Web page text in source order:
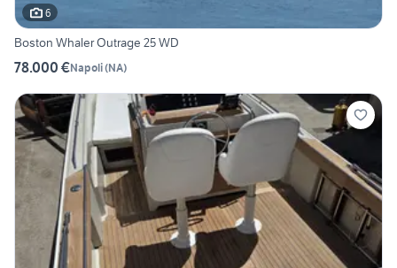
6
Boston Whaler Outrage 25 WD
78.000 €Napoli(NA)